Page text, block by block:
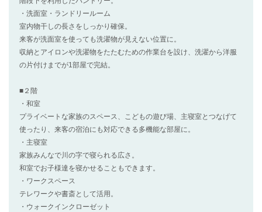
・洗面室・ランドリールーム
室内物干しの長さをしっかり確保。
来客が洗面室を使っても洗濯物が見えない位置に。
収納とアイロンや洗濯物をたたむための作業台を設け、洗濯から洋服
の片付けまでが1部屋で完結。
■２階
・和室
プライベートな家族のスペース、こどもの遊び場、主寝室とつなげて
使ったり、来客の宿泊にも対応できる多機能な部屋に。
・主寝室
家族みんなで川の字で寝られる広さ。
和室でお子様達を寝かせることもできます。
・ワークスペース
テレワークや書斎として活用。
・ウォークインクローゼット